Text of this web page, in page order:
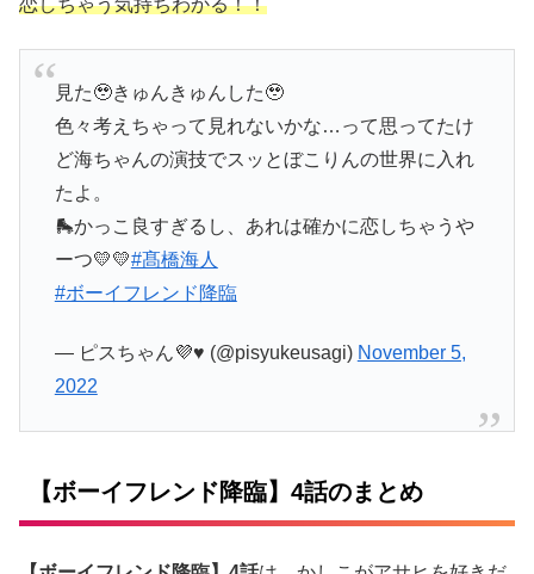
恋しちゃう気持ちわかる！！
見た🥹きゅんきゅんした🥹
色々考えちゃって見れないかな…って思ってたけ
ど海ちゃんの演技でスッとぼこりんの世界に入れ
たよ。
🛼かっこ良すぎるし、あれは確かに恋しちゃうや
ーつ💛💛#髙橋海人
#ボーイフレンド降臨
— ピスちゃん💜♥️ (@pisyukeusagi) November 5,
2022
【ボーイフレンド降臨】4話のまとめ